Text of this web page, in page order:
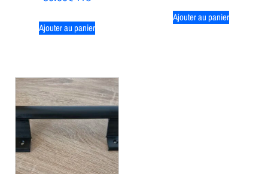
Ajouter au panier
Ajouter au panier